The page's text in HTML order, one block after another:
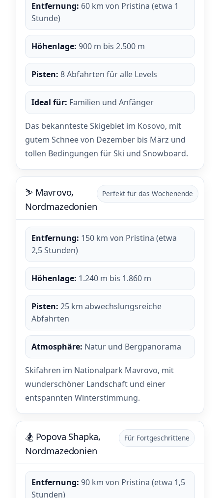
Entfernung: 60 km von Pristina (etwa 1
Stunde)
Höhenlage: 900 m bis 2.500 m
Pisten: 8 Abfahrten für alle Levels
Ideal für: Familien und Anfänger
Das bekannteste Skigebiet im Kosovo, mit
gutem Schnee von Dezember bis März und
tollen Bedingungen für Ski und Snowboard.
⛷️ Mavrovo,
Nordmazedonien
Perfekt für das Wochenende
Entfernung: 150 km von Pristina (etwa
2,5 Stunden)
Höhenlage: 1.240 m bis 1.860 m
Pisten: 25 km abwechslungsreiche
Abfahrten
Atmosphäre: Natur und Bergpanorama
Skifahren im Nationalpark Mavrovo, mit
wunderschöner Landschaft und einer
entspannten Winterstimmung.
🏂 Popova Shapka,
Nordmazedonien
Für Fortgeschrittene
Entfernung: 90 km von Pristina (etwa 1,5
Stunden)